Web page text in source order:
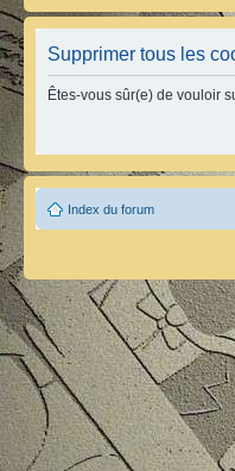
Supprimer tous les
Êtes-vous sûr(e) de vouloir
Index du forum